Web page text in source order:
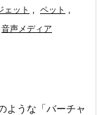
ェット , ペット ,
音声メディア
ような「バーチャ